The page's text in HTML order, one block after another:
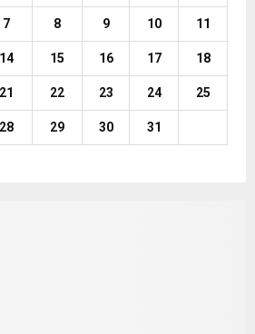
7 8 9 10 11
14 15 16 17 18
21 22 23 24 25
28 29 30
31